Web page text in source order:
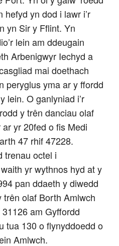
yn dod i lawr i’r
yn Sir y Fflint. Yn
lein am ddeugain
Arbenigwyr Iechyd a
mai doethach
peryglus yma ar y ffordd
lein. O ganlyniad i’r
y trên danciau olaf
yr 20fed o fis Medi
47 rhif 47228.
trenau octel i
yr wythnos hyd at y
pan ddaeth y diwedd
olaf Borth Amlwch
am Gyffordd
tua 130 o flynyddoedd o
Amlwch.